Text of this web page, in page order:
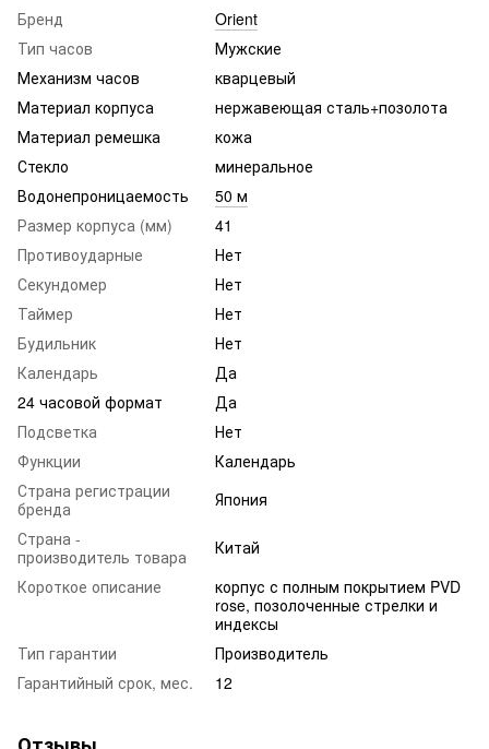
Бренд
Orient
Тип часов
Мужские
Механизм часов
кварцевый
Материал корпуса
нержавеющая сталь+позолота
Материал ремешка
кожа
Стекло
минеральное
Водонепроницаемость
50 м
Размер корпуса (мм)
41
Противоударные
Нет
Секундомер
Нет
Таймер
Нет
Будильник
Нет
Календарь
Да
24 часовой формат
Да
Подсветка
Нет
Функции
Календарь
Страна регистрации
бренда
Япония
Страна -
производитель товара
Китай
Короткое описание
корпус с полным покрытием PVD
rose, позолоченные стрелки и
индексы
Тип гарантии
Производитель
Гарантийный срок, мес.
12